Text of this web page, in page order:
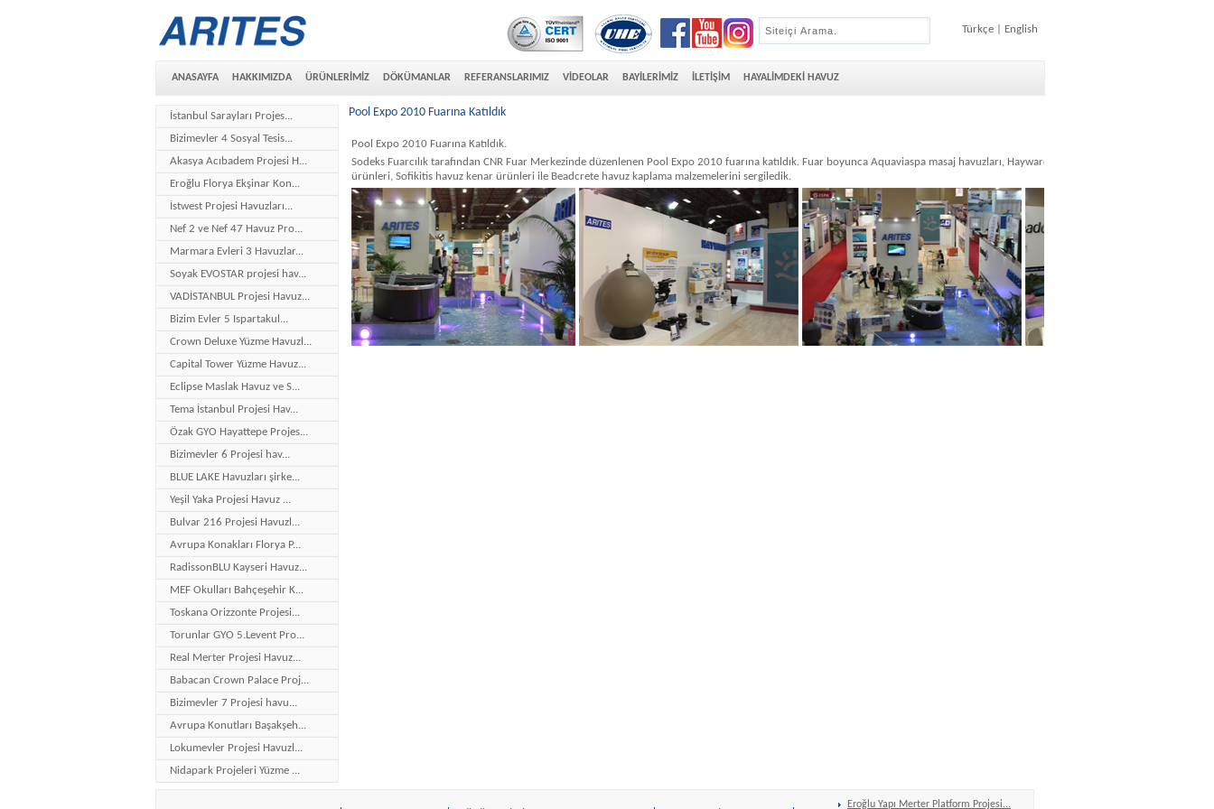
Türkçe English
ANASAYFA HAKKIMIZDA ÜRÜNLERİMİZ DÖKÜMANLAR REFERANSLARIMIZ VİDEOLAR BAYİLERİMİZ İLETİŞİM HAYALİMDEKİ HAVUZ
İstanbul Sarayları Projes...
Bizimevler 4 Sosyal Tesis...
Akasya Acıbadem Projesi H...
Eroğlu Florya Ekşinar Kon...
İstwest Projesi Havuzları...
Nef 2 ve Nef 47 Havuz Pro...
Marmara Evleri 3 Havuzlar...
Soyak EVOSTAR projesi hav...
VADİSTANBUL Projesi Havuz...
Bizim Evler 5 Ispartakul...
Crown Deluxe Yüzme Havuzl...
Capital Tower Yüzme Havuz...
Eclipse Maslak Havuz ve S...
Tema İstanbul Projesi Hav...
Özak GYO Hayattepe Projes...
Bizimevler 6 Projesi hav...
BLUE LAKE Havuzları şirke...
Yeşil Yaka Projesi Havuz ...
Bulvar 216 Projesi Havuzl...
Avrupa Konakları Florya P...
RadissonBLU Kayseri Havuz...
MEF Okulları Bahçeşehir K...
Toskana Orizzonte Projesi...
Torunlar GYO 5.Levent Pro...
Real Merter Projesi Havuz...
Babacan Crown Palace Proj...
Bizimevler 7 Projesi havu...
Avrupa Konutları Başakşeh...
Lokumevler Projesi Havuzl...
Nidapark Projeleri Yüzme ...
Pool Expo 2010 Fuarına Katıldık
Pool Expo 2010 Fuarına Katıldık.
Sodeks Fuarcılık tarafından CNR Fuar Merkezinde düzenlenen Pool Expo 2010 fuarına katıldık. Fuar boyunca Aquaviaspa masaj havuzları, Hayward havuz ekipmanları, Peraqua havuz
ürünleri, Sofikitis havuz kenar ürünleri ile Beadcrete havuz kaplama malzemelerini sergiledik.
Eroğlu Yapı Merter Platform Projesi...